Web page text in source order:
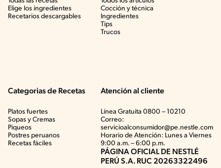
Elige los ingredientes
Recetarios descargables
Cocción y técnica
Ingredientes
Tips
Trucos
Categorias de Recetas
Platos fuertes
Sopas y Cremas
Piqueos
Postres peruanos
Recetas fáciles
Atención al cliente
Línea Gratuita 0800 – 10210
Correo:
servicioalconsumidor@pe.nestle.com
Horario de Atención: Lunes a Viernes
9:00 a.m. – 6:00 p.m.
PÁGINA OFICIAL DE NESTLÉ
PERÚ S.A. RUC 20263322496